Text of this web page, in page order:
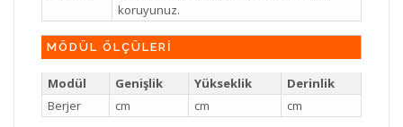
koruyunuz.
MÖDÜL ÖLÇÜLERİ
Modül Genişlik Yükseklik
Derinlik
Berjer
cm cm cm